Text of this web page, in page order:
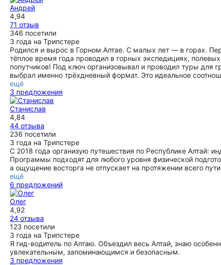
Андрей
4,94
71 отзыв
346 посетили
3 года на Трипстере
Родился и вырос в Горном Алтае. С малых лет — в горах.
тёплое время года проводил в горных экспедициях,
попутчиков! Под ключ организовывал и проводил туры для
выбрал именно трёхдневный формат. Это идеальное
ещё
3 предложения
Станислав
4,84
44 отзыва
236 посетили
3 года на Трипстере
С 2018 года организую путешествия по Республике Алтай:
Программы подходят для любого уровня физической
а ощущение восторга не отпускает на протяжении всего
ещё
6 предложений
Олег
4,92
24 отзыва
123 посетили
3 года на Трипстере
Я гид-водитель по Алтаю. Объездил весь Алтай, знаю
увлекательным, запоминающимся и безопасным.
3 предложения